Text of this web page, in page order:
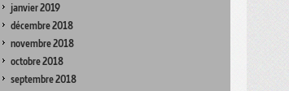
janvier 2019
décembre 2018
novembre 2018
octobre 2018
septembre 2018